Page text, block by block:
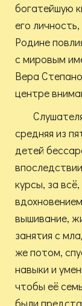
богатейшую
его
Родине
с мировым
Вера
центре
средняя из
детей
курсы, за
вышивание,
занятия с
же потом,
навыки и
чтобы её